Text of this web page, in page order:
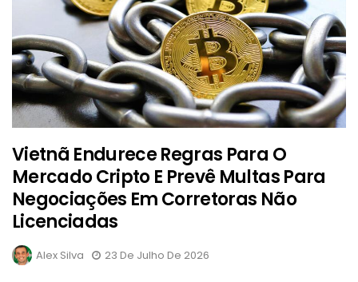
Vietnã Endurece Regras Para O
Mercado Cripto E Prevê Multas Para
Negociações Em Corretoras Não
Licenciadas
Alex Silva 23 De Julho De 2026